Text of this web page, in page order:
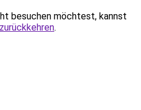
besuchen möchtest, kannst
.